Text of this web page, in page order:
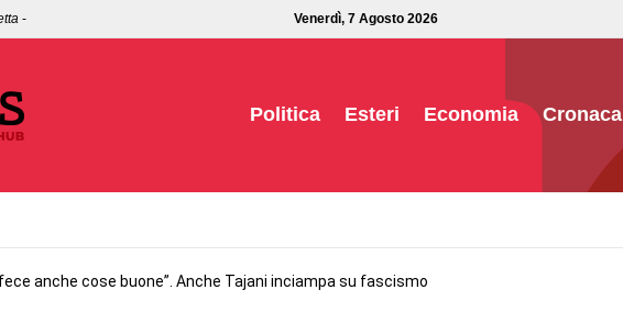
- Venerdì, 7 Agosto 2026
Politica Esteri Economia Cronaca
anche cose buone”. Anche Tajani inciampa su fascismo